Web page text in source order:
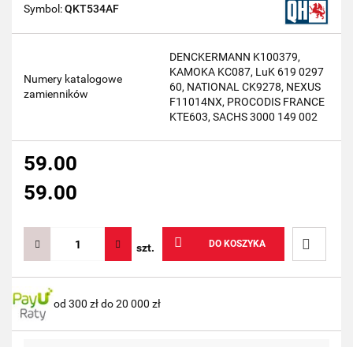
Symbol:QKT534AF
Numery katalogowe
zamienników
DENCKERMANN K100379,
KAMOKA KC087, LuK 619 0297
60, NATIONAL CK9278, NEXUS
F11014NX, PROCODIS FRANCE
KTE603, SACHS 3000 149 002
59.00
59.00
szt. DO KOSZYKA
Do
od 300 zł do 20 000 zł